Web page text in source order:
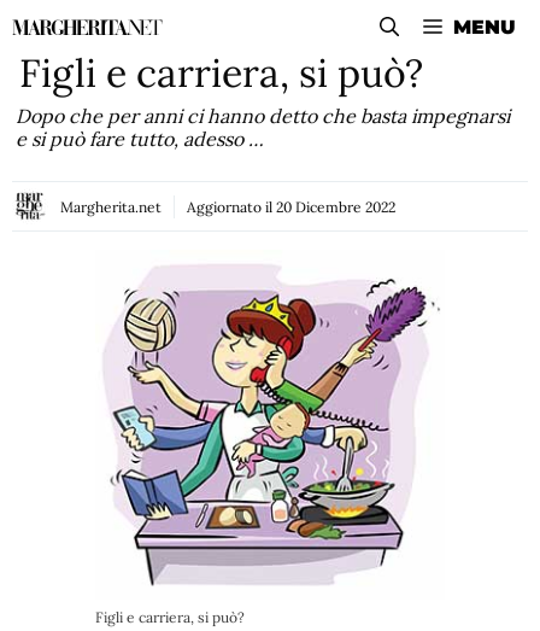
Vai
contenuto
MENU
Figli e carriera, si può?
Dopo che per anni ci hanno detto che basta impegnarsi
e si può fare tutto, adesso …
Margherita.net Aggiornato il 20 Dicembre 2022
Figli e carriera, si può?